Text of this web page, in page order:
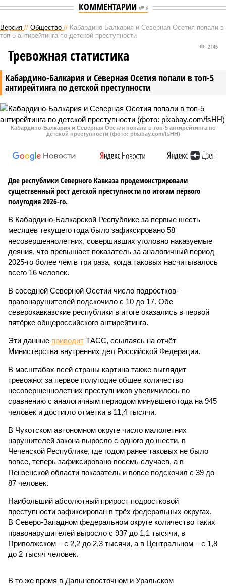
КОММЕНТАРИИ 0
Версия // Общество // Кабардино-Балкария и Северная Осетия попали в
топ-5 антирейтинга по детской преступности
Кабардино-Балкария и Северная Осетия попали в топ-5
антирейтинга по детской преступности
2145
Тревожная статистика
Кабардино-Балкария и Северная Осетия попали в топ-5 антирейтинга по
детской преступности (фото: pixabay.com/fsHH)
Две республики Северного Кавказа продемонстрировали
существенный рост детской преступности по итогам первого
полугодия 2026-го.
В Кабардино-Балкарской Республике за первые шесть
месяцев текущего года было зафиксировано 58
несовершеннолетних, совершивших уголовно наказуемые
деяния, что превышает показатель за аналогичный период
2025-го более чем в три раза, когда таковых насчитывалось
всего 16 человек.
В соседней Северной Осетии число подростков-
правонарушителей подскочило с 10 до 17. Обе
северокавказские республики в итоге оказались в первой
пятёрке общероссийского антирейтинга.
Эти данные приводит ТАСС, ссылаясь на отчёт
Министерства внутренних дел Российской Федерации.
В масштабах всей страны картина также выглядит
тревожно: за первое полугодие общее количество
несовершеннолетних преступников увеличилось по
сравнению с аналогичным периодом минувшего года на 945
человек и достигло отметки в 11,4 тысячи.
В Чукотском автономном округе число малолетних
нарушителей закона выросло с одного до шести, в
Чеченской Республике, где годом ранее таковых не было
вовсе, теперь зафиксировано восемь случаев, а в
Пензенской области показатель и вовсе подскочил с 39 до
87 человек.
Наибольший абсолютный прирост подростковой
преступности зафиксирован в трёх федеральных округах.
В Северо-Западном федеральном округе количество таких
правонарушителей выросло с 937 до 1,1 тысячи, в
Приволжском – с 2,2 до 2,3 тысячи, а в Центральном – с 1,8
до 2 тысяч человек.
В то же время в Дальневосточном и Уральском